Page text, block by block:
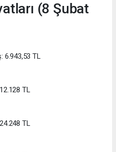
(8 Şubat
6.943,53 TL
TL
TL